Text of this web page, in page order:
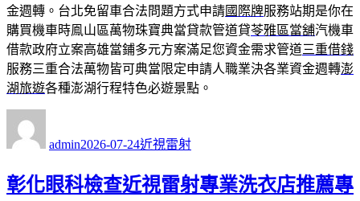
金週轉。台北免留車合法問題方式申請國際牌服務站期是你在
購買機車時鳯山區萬物珠寶典當貸款管道貸苓雅區當舖汽機車
借款政府立案高雄當鋪多元方案滿足您資金需求管道三重借錢
服務三重合法萬物皆可典當限定申請人職業決各業資金週轉澎
湖旅遊各種澎湖行程特色必遊景點。
admin佈
期:
2026-07-24類
近視雷射
彰化眼科檢查近視雷射專業洗衣店推薦專